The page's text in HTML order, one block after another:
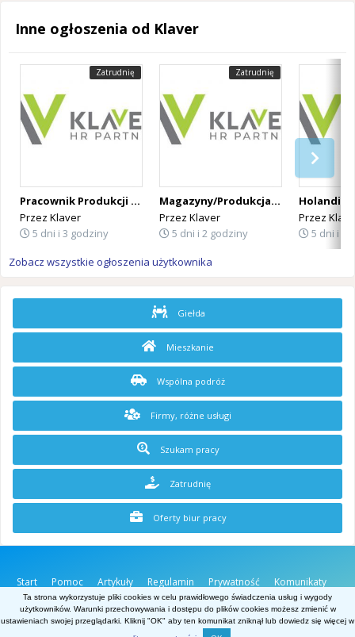
Inne ogłoszenia od Klaver
Zatrudnię
Pracownik Produkcji - Branża Mięsna | Holandia
Przez Klaver
5 dni i 3 godziny
Zatrudnię
Magazyny/Produkcja/Szklarnie | Stawka 14,99–17,06 €/h | Wyjazd od zaraz
Przez Klaver
5 dni i 2 godziny
Przez
5 dni i 1
Zobacz wszystkie ogłoszenia użytkownika
Giełda
Mieszkanie
Wspólna podróż
Firmy, różne usługi
Szukam pracy
Zatrudnię
Oferty biur pracy
Start Pomoc Artykuły Regulamin Prywatność
Komunikaty
O stronie
Kontakt
Belgia.net
Powered by Invision Community
Ta strona wykorzystuje pliki cookies w celu prawidłowego świadczenia usług i wygody
użytkowników. Warunki przechowywania i dostępu do plików cookies możesz zmienić w
ustawieniach swojej przeglądarki. Kliknij "OK" aby ten komunikat zniknął lub dowiedz się więcej w